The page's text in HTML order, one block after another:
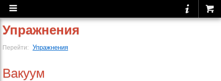
Упражнения
Перейти: Упражнения
Вакуум